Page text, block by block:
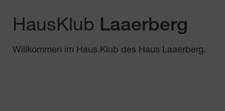
HausKlub Laaerberg
Willkommen im Haus.Klub des Haus Laaerberg.